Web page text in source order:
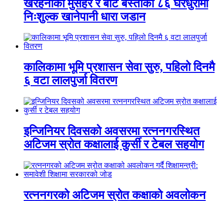
खैरहनीका मुसहर र बोटे बस्तीका ८६ घरधुरीमा
निःशुल्क खानेपानी धारा जडान
कालिकामा भूमि प्रशासन सेवा सुरु, पहिलो दिनमै
६ वटा लालपुर्जा वितरण
इन्जिनियर दिवसको अवसरमा रत्ननगरस्थित
अटिजम स्रोत कक्षालाई कुर्सी र टेबल सहयोग
रत्ननगरको अटिजम स्रोत कक्षाको अवलोकन